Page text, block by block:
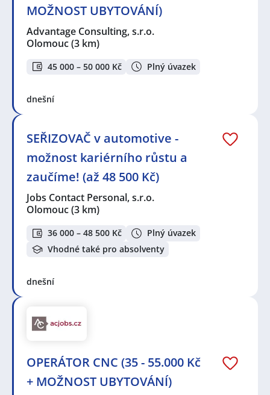
MOŽNOST UBYTOVÁNÍ)
Advantage Consulting, s.r.o.
Olomouc(3 km)
45 000 – 50 000 Kč Plný úvazek
dnešní
SEŘIZOVAČ v automotive -
možnost kariérního růstu a
zaučíme! (až 48 500 Kč)
Jobs Contact Personal, s.r.o.
Olomouc(3 km)
36 000 – 48 500 Kč
Plný úvazek
Vhodné také pro absolventy
dnešní
OPERÁTOR CNC (35 - 55.000 Kč
+ MOŽNOST UBYTOVÁNÍ)